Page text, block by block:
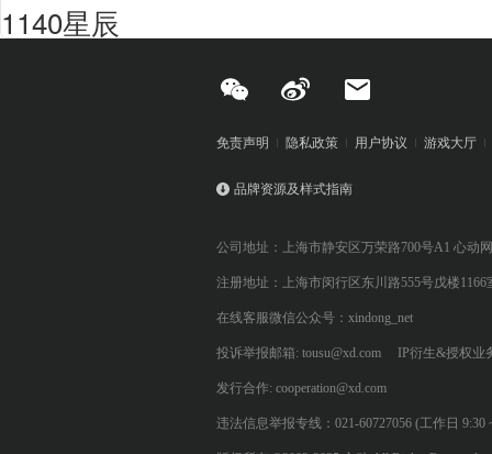
1140星辰
免责声明 隐私政策 用户协议 游戏大厅
品牌资源及样式指南
公司地址：上海市静安区万荣路700号A1 心动
注册地址：上海市闵行区东川路555号戊楼1166
在线客服微信公众号：xindong_net
投诉举报邮箱: tousu@xd.com IP衍生&授权业
发行合作: cooperation@xd.com
违法信息举报专线：021-60727056 (工作日 9:30